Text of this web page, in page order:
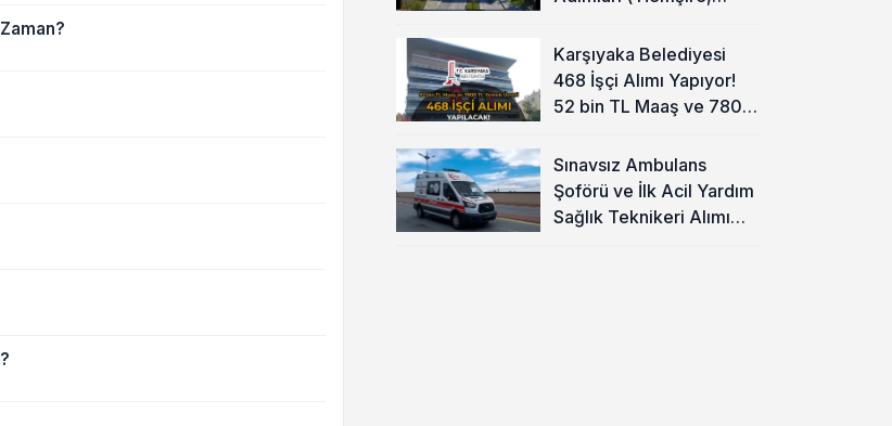
Karşıyaka Belediyesi
468 İşçi Alımı Yapıyor!
52 bin TL Maaş ve 7800
Sınavsız Ambulans
Şoförü ve İlk Acil Yardım
Sağlık Teknikeri Alımı